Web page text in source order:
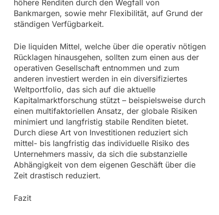
höhere Renditen durch den Wegfall von
Bankmargen, sowie mehr Flexibilität, auf Grund der
ständigen Verfügbarkeit.
Die liquiden Mittel, welche über die operativ nötigen
Rücklagen hinausgehen, sollten zum einen aus der
operativen Gesellschaft entnommen und zum
anderen investiert werden in ein diversifiziertes
Weltportfolio, das sich auf die aktuelle
Kapitalmarktforschung stützt – beispielsweise durch
einen multifaktoriellen Ansatz, der globale Risiken
minimiert und langfristig stabile Renditen bietet.
Durch diese Art von Investitionen reduziert sich
mittel- bis langfristig das individuelle Risiko des
Unternehmers massiv, da sich die substanzielle
Abhängigkeit von dem eigenen Geschäft über die
Zeit drastisch reduziert.
Fazit